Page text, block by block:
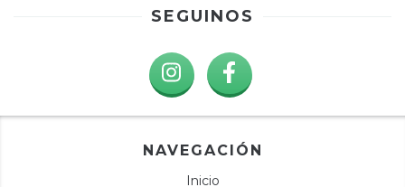
SEGUINOS
NAVEGACIÓN
Inicio